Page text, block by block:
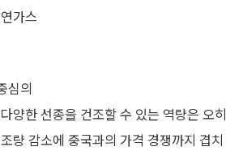
가스
심의
양한 선종을 건조할 수 있는 역량은 오히
량 감소에 중국과의 가격 경쟁까지 겹치